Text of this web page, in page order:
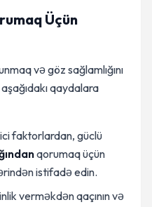
Üçün
və göz sağlamlığını
qaydalara
faktorlardan, güclü
qorumaq üçün
istifadə edin.
verməkdən qaçının və